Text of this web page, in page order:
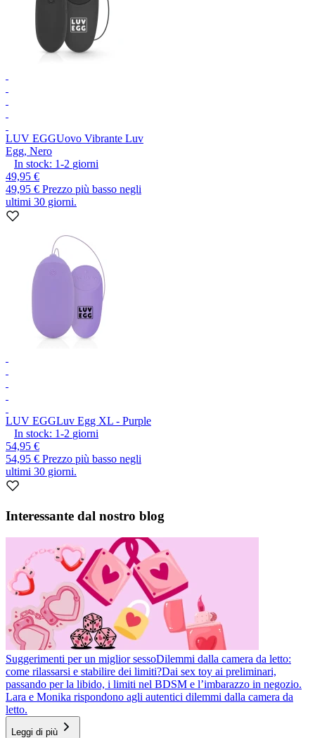
LUV EGGUovo Vibrante Luv
Egg, Nero
In stock: 1-2 giorni
49,95 €
49,95 € Prezzo più basso negli
ultimi 30 giorni.
LUV EGGLuv Egg XL - Purple
In stock: 1-2 giorni
54,95 €
54,95 € Prezzo più basso negli
ultimi 30 giorni.
Interessante dal nostro blog
Suggerimenti per un miglior sessoDilemmi dalla camera da letto:
come rilassarsi e stabilire dei limiti?Dai sex toy ai preliminari,
passando per la libido, i limiti nel BDSM e l’imbarazzo in negozio.
Lara e Monika rispondono agli autentici dilemmi dalla camera da
letto.
Leggi di più